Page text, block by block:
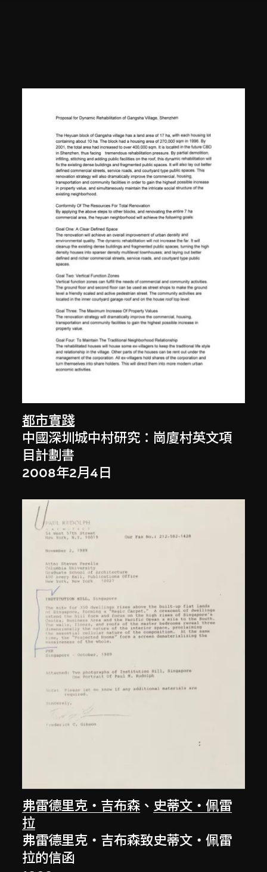
都市實踐
中國深圳城中村研究：崗廈村英文項
目計劃書
2008年2月4日
弗雷德里克‧吉布森 、 史蒂文‧佩雷
拉
弗雷德里克‧吉布森致史蒂文‧佩雷
拉的信函